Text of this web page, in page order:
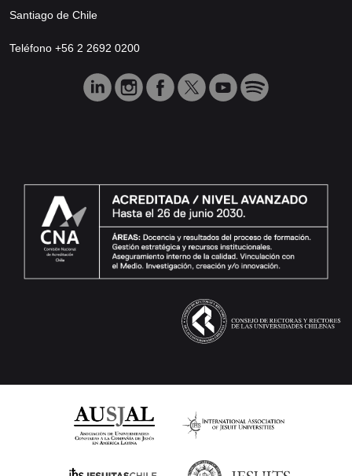
Santiago de Chile
Teléfono +56 2 2692 0200